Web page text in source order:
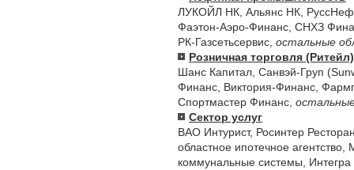
ЛУКОЙЛ НК Альянс НК
Фаэтон-Аэро-Финанс СНХЗ
РК-Газсетьсервис остальные
Розничная торговля (Ритейл)
Шанс Капитал Санвэй-Груп
Финанс Виктория-Финанс
Спортмастер Финанс
Сектор услуг
ВАО Интурист, Росинтер
областное ипотечное агентство
коммунальные системы